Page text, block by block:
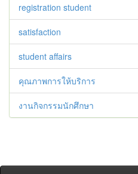
registration student
satisfaction
student affairs
คุณภาพการให้บริการ
งานกิจกรรมนักศึกษา